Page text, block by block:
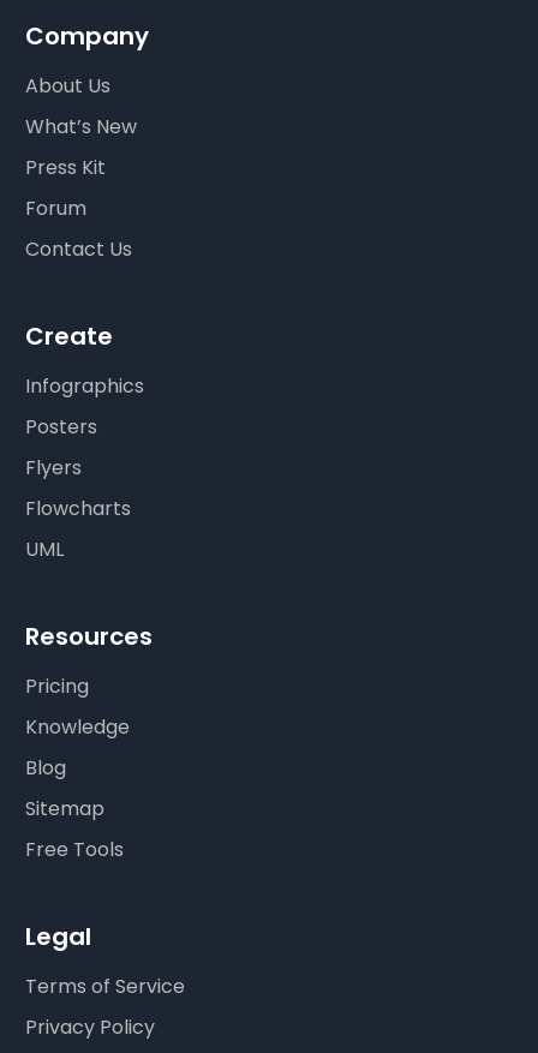
Company
About Us
What’s New
Press Kit
Forum
Contact Us
Create
Infographics
Posters
Flyers
Flowcharts
UML
Resources
Pricing
Knowledge
Blog
Sitemap
Free Tools
Legal
Terms of Service
Privacy Policy